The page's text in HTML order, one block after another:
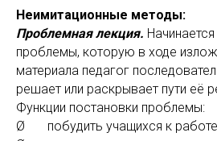
Неимитационные методы:
Проблемная лекция.
проблемы, которую в ходе
материала педагог
решает или раскрывает пути её
Функции постановки проблемы:
Ø побудить учащихся к